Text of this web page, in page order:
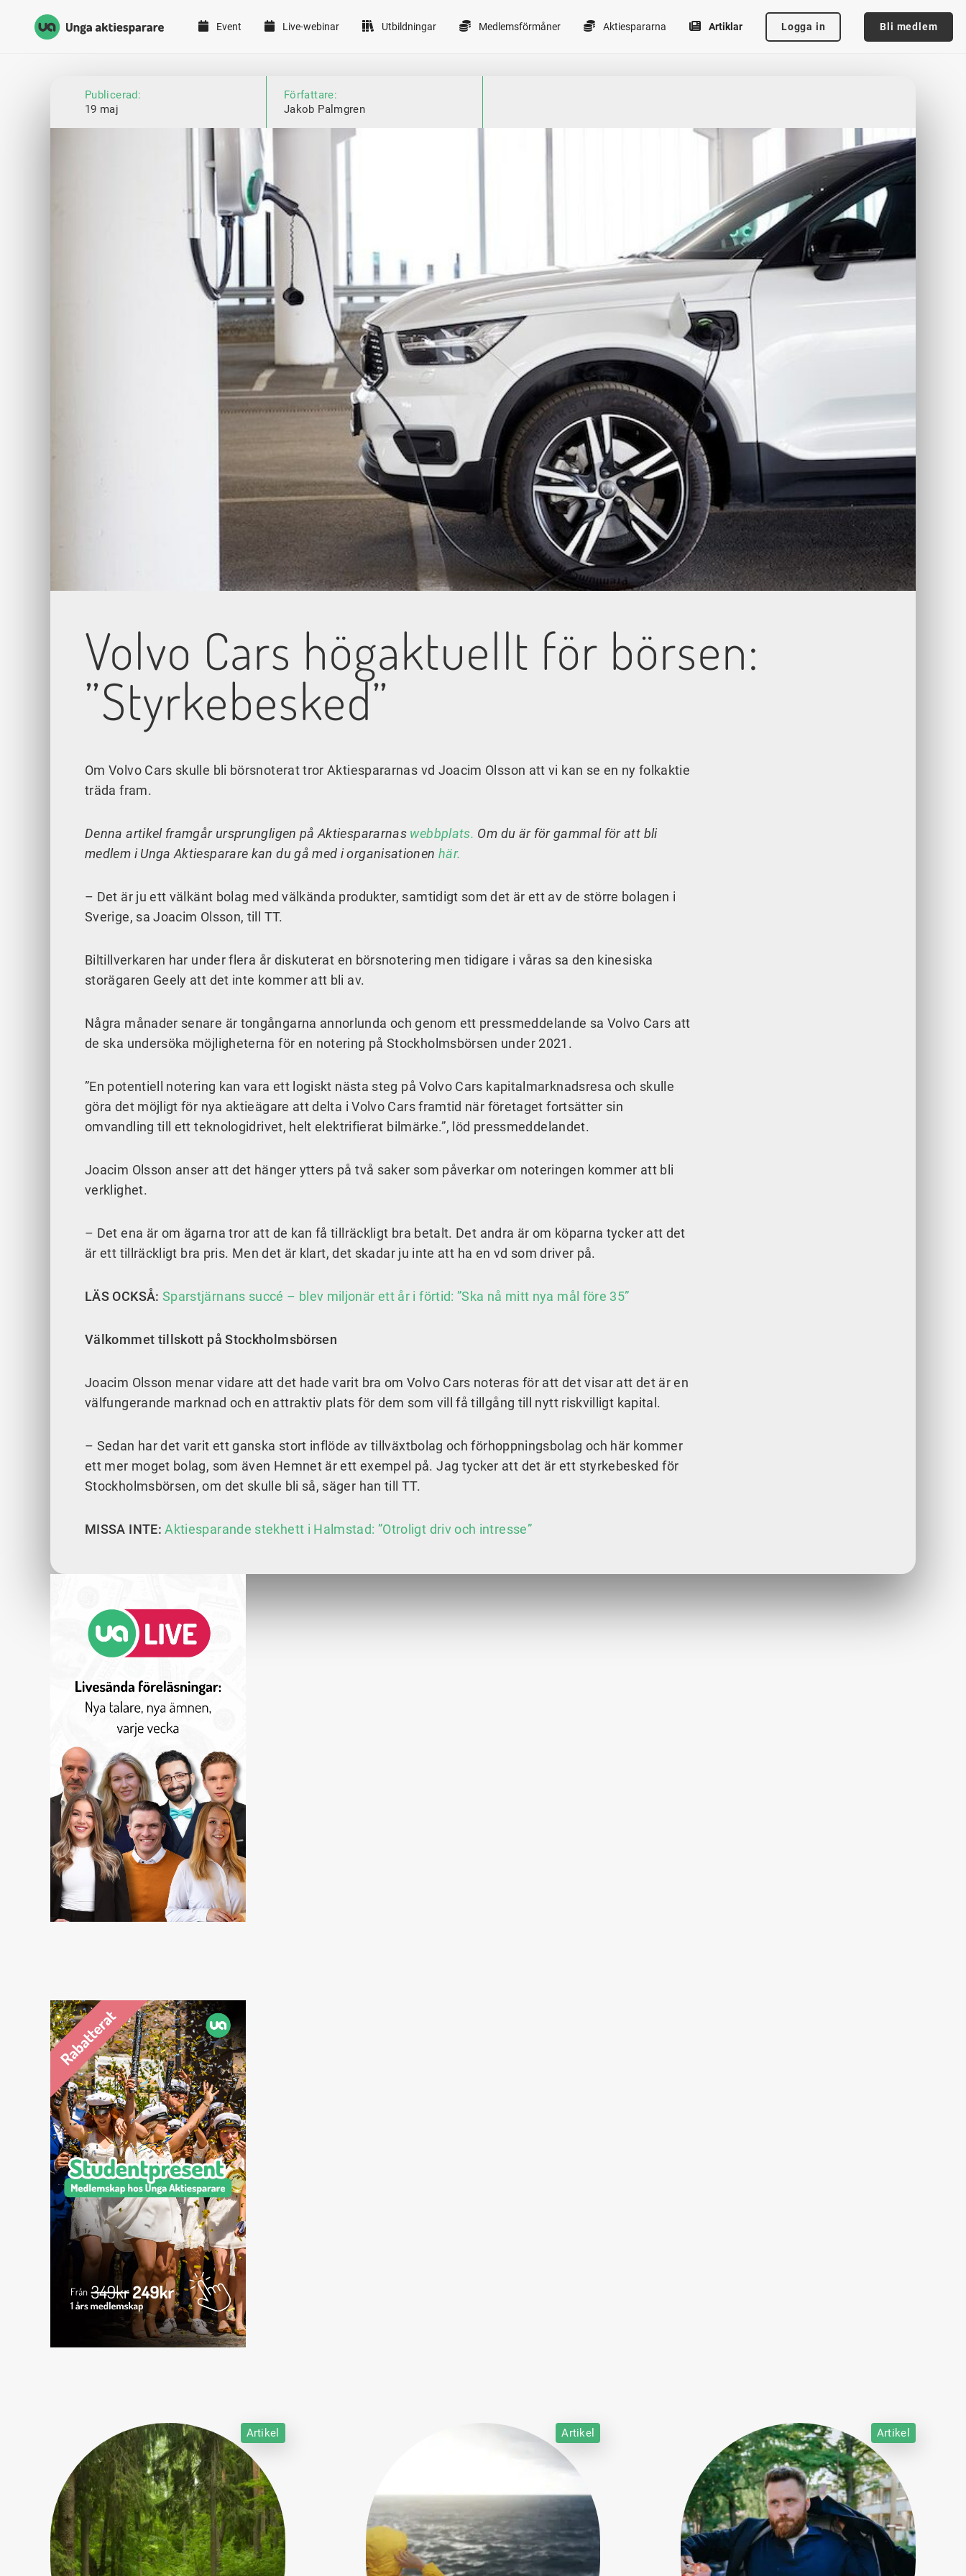
Unga Aktiesparare
Event Live-webinar Utbildningar Medlemsförmåner Aktiespararna Artiklar Logga in Bli medlem
Publicerad:
19 maj
Författare:
Jakob Palmgren
Volvo Cars högaktuellt för börsen:
”Styrkebesked”
Om Volvo Cars skulle bli börsnoterat tror Aktiespararnas vd Joacim Olsson att vi kan se en ny folkaktie
träda fram.
Denna artikel framgår ursprungligen på Aktiespararnas webbplats. Om du är för gammal för att bli
medlem i Unga Aktiesparare kan du gå med i organisationen här.
– Det är ju ett välkänt bolag med välkända produkter, samtidigt som det är ett av de större bolagen i
Sverige, sa Joacim Olsson, till TT.
Biltillverkaren har under flera år diskuterat en börsnotering men tidigare i våras sa den kinesiska
storägaren Geely att det inte kommer att bli av.
Några månader senare är tongångarna annorlunda och genom ett pressmeddelande sa Volvo Cars att
de ska undersöka möjligheterna för en notering på Stockholmsbörsen under 2021.
”En potentiell notering kan vara ett logiskt nästa steg på Volvo Cars kapitalmarknadsresa och skulle
göra det möjligt för nya aktieägare att delta i Volvo Cars framtid när företaget fortsätter sin
omvandling till ett teknologidrivet, helt elektrifierat bilmärke.”, löd pressmeddelandet.
Joacim Olsson anser att det hänger ytters på två saker som påverkar om noteringen kommer att bli
verklighet.
– Det ena är om ägarna tror att de kan få tillräckligt bra betalt. Det andra är om köparna tycker att det
är ett tillräckligt bra pris. Men det är klart, det skadar ju inte att ha en vd som driver på.
LÄS OCKSÅ: Sparstjärnans succé – blev miljonär ett år i förtid: ”Ska nå mitt nya mål före 35”
Välkommet tillskott på Stockholmsbörsen
Joacim Olsson menar vidare att det hade varit bra om Volvo Cars noteras för att det visar att det är en
välfungerande marknad och en attraktiv plats för dem som vill få tillgång till nytt riskvilligt kapital.
– Sedan har det varit ett ganska stort inflöde av tillväxtbolag och förhoppningsbolag och här kommer
ett mer moget bolag, som även Hemnet är ett exempel på. Jag tycker att det är ett styrkebesked för
Stockholmsbörsen, om det skulle bli så, säger han till TT.
MISSA INTE:Aktiesparande stekhett i Halmstad: ”Otroligt driv och intresse”
Artikel Artikel Artikel